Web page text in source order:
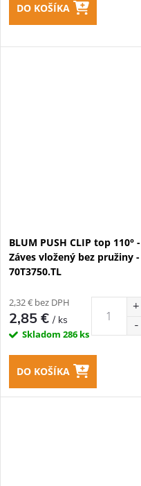
DO KOŠÍKA
BLUM PUSH CLIP top 110° -
Záves vložený bez pružiny -
70T3750.TL
2,32 € bez DPH
2,85 €/ ks
Skladom 286 ks
DO KOŠÍKA